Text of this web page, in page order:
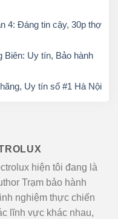
4: Đáng tin cậy, 30p thợ
Biên: Uy tín, Bảo hành
Uy tín số #1 Hà Nội
hiện tôi đang là
Trạm bảo hành
nghiệm thực chiến
lĩnh vực khác nhau,